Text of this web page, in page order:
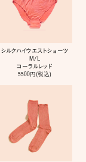
シルクハイウエストショーツ
M/L
コーラルレッド
5500円(税込)